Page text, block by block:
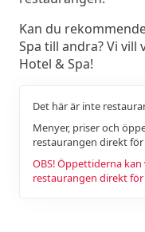
Kan du
Spa till andra? Vi vill
Hotel & Spa!
Det här är inte
Menyer, priser och
restaurangen direkt
OBS! Öppettiderna
restaurangen direkt